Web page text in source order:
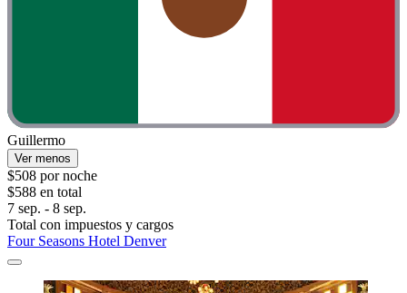
Guillermo
Ver menos
$508 por noche
$588 en total
7 sep. - 8 sep.
Total con impuestos y cargos
Four Seasons Hotel Denver